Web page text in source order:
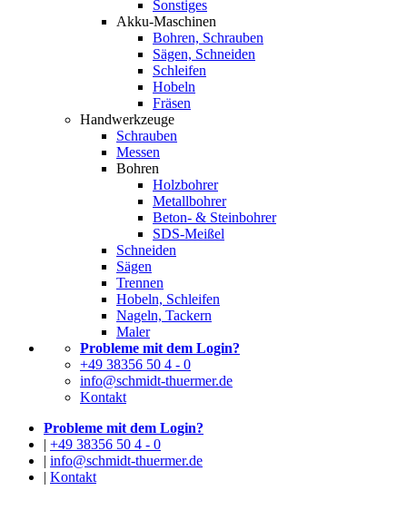
Sonstiges
Akku-Maschinen
Bohren, Schrauben
Sägen, Schneiden
Schleifen
Hobeln
Fräsen
Handwerkzeuge
Schrauben
Messen
Bohren
Holzbohrer
Metallbohrer
Beton- & Steinbohrer
SDS-Meißel
Schneiden
Sägen
Trennen
Hobeln, Schleifen
Nageln, Tackern
Maler
Probleme mit dem Login?
+49 38356 50 4 - 0
info@schmidt-thuermer.de
Kontakt
Probleme mit dem Login?
| +49 38356 50 4 - 0
| info@schmidt-thuermer.de
| Kontakt